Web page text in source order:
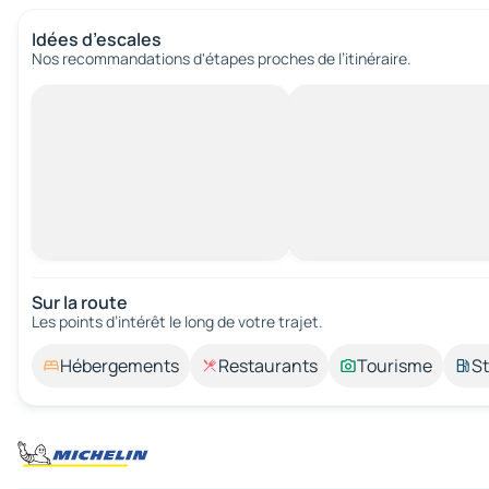
Idées d’escales
Nos recommandations d'étapes proches de l’itinéraire.
Sur la route
Les points d’intérêt le long de votre trajet.
Hébergements Restaurants Tourisme